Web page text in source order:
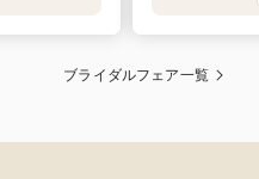
ブライダルフェア一覧